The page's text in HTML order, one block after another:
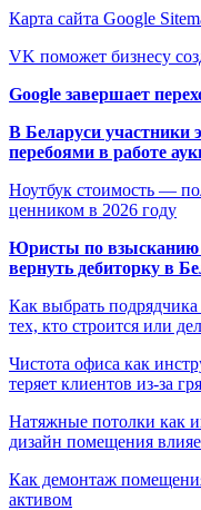
Карта сайта Google
VK поможет бизнесу
Google завершает
В Беларуси участники
перебоями в работе
Ноутбук стоимость —
ценником в 2026 году
Юристы по взысканию
вернуть дебиторку в
Как выбрать
тех, кто строится или
Чистота офиса как
теряет клиентов из-за
Натяжные потолки как
дизайн помещения
Как демонтаж
активом